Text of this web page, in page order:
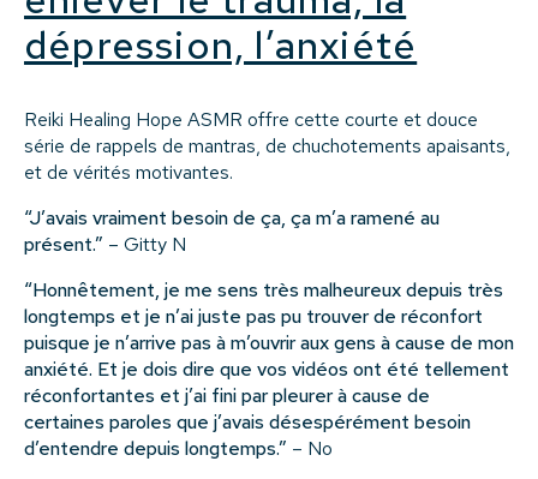
dépression, l’anxiété
Reiki Healing Hope ASMR offre cette courte et douce
série de rappels de mantras, de chuchotements apaisants,
et de vérités motivantes.
“J’avais vraiment besoin de ça, ça m’a ramené au
présent.” – Gitty N
“Honnêtement, je me sens très malheureux depuis très
longtemps et je n’ai juste pas pu trouver de réconfort
puisque je n’arrive pas à m’ouvrir aux gens à cause de mon
anxiété. Et je dois dire que vos vidéos ont été tellement
réconfortantes et j’ai fini par pleurer à cause de
certaines paroles que j’avais désespérément besoin
d’entendre depuis longtemps.” – No